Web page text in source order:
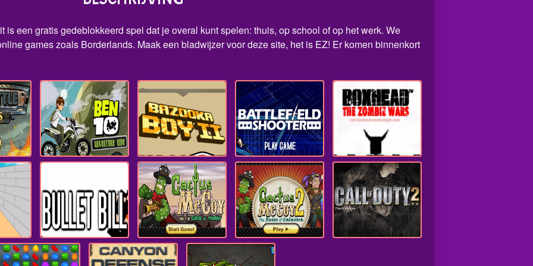
een gratis gedeblokkeerd spel dat je overal kunt spelen: thuis, op school of op het werk. We
games zoals Borderlands. Maak een bladwijzer voor deze site, het is EZ! Er komen binnenkort